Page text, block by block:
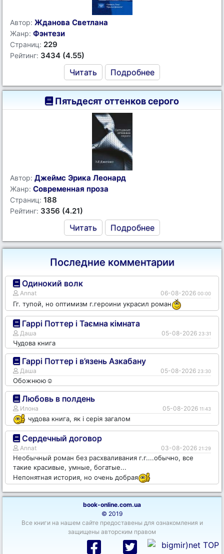
Автор: Жданова Светлана
Жанр: Фэнтези
Страниц: 229
Рейтинг: 3434 (4.55)
Читать Подробнее
Пятьдесят оттенков серого
Автор: Джеймс Эрика Леонард
Жанр: Современная проза
Страниц: 188
Рейтинг: 3356 (4.21)
Читать Подробнее
Последние комментарии
Одинокий волк
Annat 06-08-2026 00:00
Гг. тупой, но оптимизм г.героини украсил роман
Гаррі Поттер і Таємна кімната
Даша 05-08-2026 23:31
Чудова книга
Гаррі Поттер і в’язень Азкабану
Даша 05-08-2026 23:30
Обожнюю☺️
Любовь в полдень
Илона 05-08-2026 11:43
чудова книга, як і серія загалом
Сердечный договор
Annat 03-08-2026 21:29
Необычный роман без расхваливания г.г....обычно, все
такие красивые, умные, богатые...
Непонятная история, но очень добрая
book-online.com.ua
© 2019
Все книги на нашем сайте предоставены для ознакомления и
защищены авторским правом